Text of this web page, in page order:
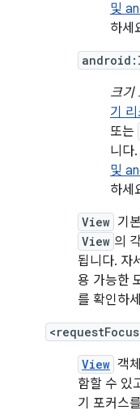
및
하세
크기
기
또는
니다
및
하세
View 기
View 의
됩니다. 자
용 가능한
를 확인하
View 객
함할 수 있
기 포커스